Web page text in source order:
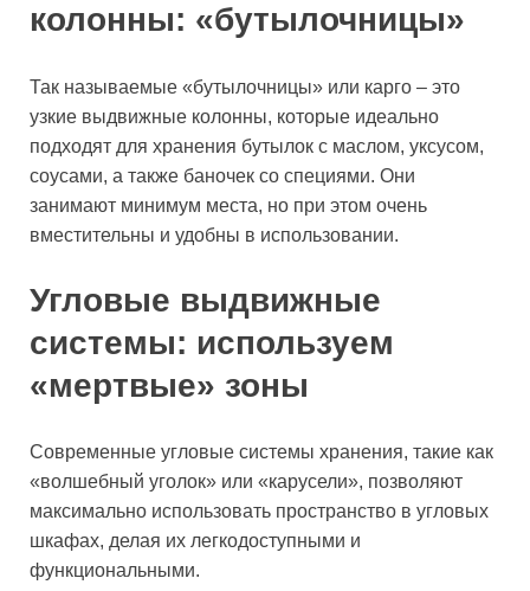
колонны: «бутылочницы»
Так называемые «бутылочницы» или карго – это
узкие выдвижные колонны, которые идеально
подходят для хранения бутылок с маслом, уксусом,
соусами, а также баночек со специями. Они
занимают минимум места, но при этом очень
вместительны и удобны в использовании.
Угловые выдвижные
системы: используем
«мертвые» зоны
Современные угловые системы хранения, такие как
«волшебный уголок» или «карусели», позволяют
максимально использовать пространство в угловых
шкафах, делая их легкодоступными и
функциональными.